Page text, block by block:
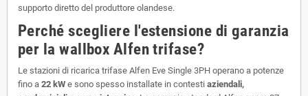
supporto diretto del produttore olandese.
Perché scegliere l'estensione di garanzia
per la wallbox Alfen trifase?
Le stazioni di ricarica trifase Alfen Eve Single 3PH operano a potenze
fino a 22 kW e sono spesso installate in contesti aziendali,